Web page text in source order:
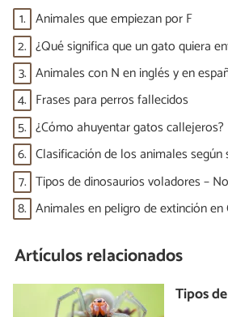
1. Animales que empiezan por F
2. ¿Qué significa que un gato quiera
3. Animales con N en inglés y en
4. Frases para perros fallecidos
5. ¿Cómo ahuyentar gatos callejeros?
6. Clasificación de los animales
7. Tipos de dinosaurios voladores –
8. Animales en peligro de extinción en
Artículos relacionados
Tipos